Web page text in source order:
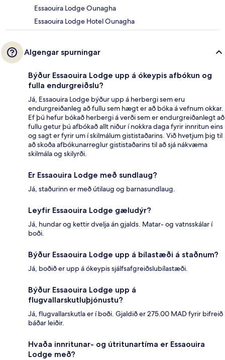
Essaouira Lodge Ounagha
Essaouira Lodge Hotel Ounagha
Algengar spurningar
Býður Essaouira Lodge upp á ókeypis afbókun og
fulla endurgreiðslu?
Já, Essaouira Lodge býður upp á herbergi sem eru
endurgreiðanleg að fullu sem hægt er að bóka á vefnum okkar.
Ef þú hefur bókað herbergi á verði sem er endurgreiðanlegt að
fullu getur þú afbókað allt niður í nokkra daga fyrir innritun eins
og sagt er fyrir um í skilmálum gististaðarins. Við hvetjum þig til
að skoða afbókunarreglur gististaðarins til að sjá nákvæma
skilmála og skilyrði.
Er Essaouira Lodge með sundlaug?
Já, staðurinn er með útilaug og barnasundlaug.
Leyfir Essaouira Lodge gæludýr?
Já, hundar og kettir dvelja án gjalds. Matar- og vatnsskálar í
boði.
Býður Essaouira Lodge upp á bílastæði á staðnum?
Já, boðið er upp á ókeypis sjálfsafgreiðslubílastæði.
Býður Essaouira Lodge upp á
flugvallarskutluþjónustu?
Já, flugvallarskutla er í boði. Gjaldið er 275.00 MAD fyrir bifreið
báðar leiðir.
Hvaða innritunar- og útritunartíma er Essaouira
Lodge með?